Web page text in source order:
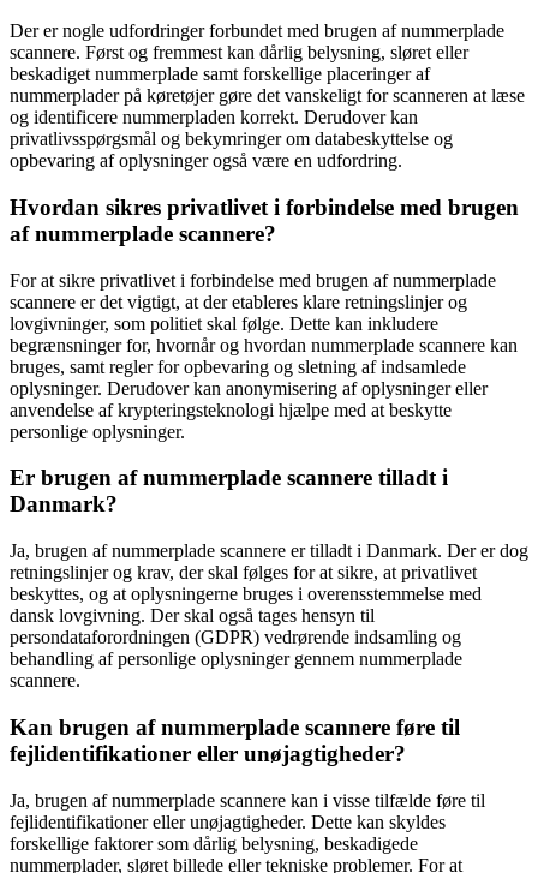
Der er nogle udfordringer forbundet med brugen af nummerplade
scannere. Først og fremmest kan dårlig belysning, sløret eller
beskadiget nummerplade samt forskellige placeringer af
nummerplader på køretøjer gøre det vanskeligt for scanneren at læse
og identificere nummerpladen korrekt. Derudover kan
privatlivsspørgsmål og bekymringer om databeskyttelse og
opbevaring af oplysninger også være en udfordring.
Hvordan sikres privatlivet i forbindelse med brugen
af nummerplade scannere?
For at sikre privatlivet i forbindelse med brugen af nummerplade
scannere er det vigtigt, at der etableres klare retningslinjer og
lovgivninger, som politiet skal følge. Dette kan inkludere
begrænsninger for, hvornår og hvordan nummerplade scannere kan
bruges, samt regler for opbevaring og sletning af indsamlede
oplysninger. Derudover kan anonymisering af oplysninger eller
anvendelse af krypteringsteknologi hjælpe med at beskytte
personlige oplysninger.
Er brugen af nummerplade scannere tilladt i
Danmark?
Ja, brugen af nummerplade scannere er tilladt i Danmark. Der er dog
retningslinjer og krav, der skal følges for at sikre, at privatlivet
beskyttes, og at oplysningerne bruges i overensstemmelse med
dansk lovgivning. Der skal også tages hensyn til
persondataforordningen (GDPR) vedrørende indsamling og
behandling af personlige oplysninger gennem nummerplade
scannere.
Kan brugen af nummerplade scannere føre til
fejlidentifikationer eller unøjagtigheder?
Ja, brugen af nummerplade scannere kan i visse tilfælde føre til
fejlidentifikationer eller unøjagtigheder. Dette kan skyldes
forskellige faktorer som dårlig belysning, beskadigede
nummerplader, sløret billede eller tekniske problemer. For at